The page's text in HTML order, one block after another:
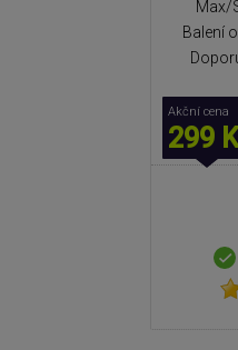
Max/
Balení
Akční cena
299